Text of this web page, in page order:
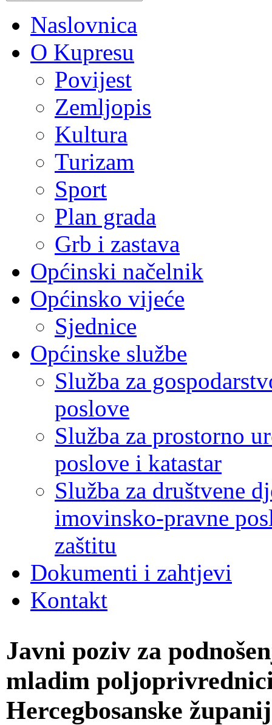
Naslovnica
O Kupresu
Povijest
Zemljopis
Kultura
Turizam
Sport
Plan grada
Grb i zastava
Općinski načelnik
Općinsko vijeće
Sjednice
Općinske službe
Služba za
poslove
Služba za prostorno
poslove i katastar
Služba za društvene
imovinsko-pravne
zaštitu
Dokumenti i zahtjevi
Kontakt
Javni poziv za
mladim
Hercegbosanske